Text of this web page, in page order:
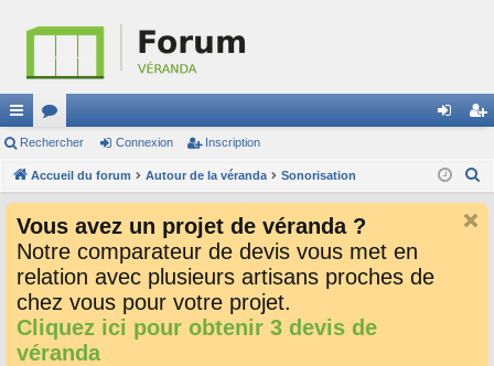
ac
co
ci
or
u
s
ne cri
Rechercher Connexion Inscription
Accueil du forum Autour de la véranda Sonorisation
Vous avez un projet de véranda ?
Notre comparateur de devis vous met en
relation avec plusieurs artisans proches de
chez vous pour votre projet.
Cliquez ici pour obtenir 3 devis de
véranda